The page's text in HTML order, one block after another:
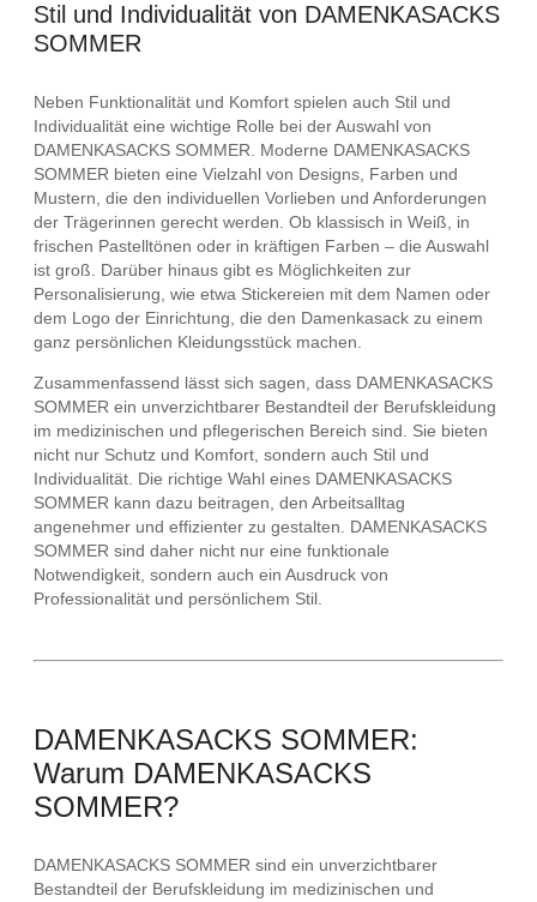
Stil und Individualität von DAMENKASACKS
SOMMER
Neben Funktionalität und Komfort spielen auch Stil und
Individualität eine wichtige Rolle bei der Auswahl von
DAMENKASACKS SOMMER. Moderne DAMENKASACKS
SOMMER bieten eine Vielzahl von Designs, Farben und
Mustern, die den individuellen Vorlieben und Anforderungen
der Trägerinnen gerecht werden. Ob klassisch in Weiß, in
frischen Pastelltönen oder in kräftigen Farben – die Auswahl
ist groß. Darüber hinaus gibt es Möglichkeiten zur
Personalisierung, wie etwa Stickereien mit dem Namen oder
dem Logo der Einrichtung, die den Damenkasack zu einem
ganz persönlichen Kleidungsstück machen.
Zusammenfassend lässt sich sagen, dass DAMENKASACKS
SOMMER ein unverzichtbarer Bestandteil der Berufskleidung
im medizinischen und pflegerischen Bereich sind. Sie bieten
nicht nur Schutz und Komfort, sondern auch Stil und
Individualität. Die richtige Wahl eines DAMENKASACKS
SOMMER kann dazu beitragen, den Arbeitsalltag
angenehmer und effizienter zu gestalten. DAMENKASACKS
SOMMER sind daher nicht nur eine funktionale
Notwendigkeit, sondern auch ein Ausdruck von
Professionalität und persönlichem Stil.
DAMENKASACKS SOMMER:
Warum DAMENKASACKS
SOMMER?
DAMENKASACKS SOMMER sind ein unverzichtbarer
Bestandteil der Berufskleidung im medizinischen und